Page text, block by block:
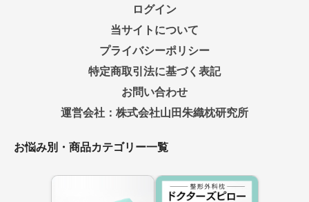
ログイン
当サイトについて
プライバシーポリシー
特定商取引法に基づく表記
お問い合わせ
運営会社：株式会社山田朱織枕研究所
お悩み別・商品カテゴリー一覧